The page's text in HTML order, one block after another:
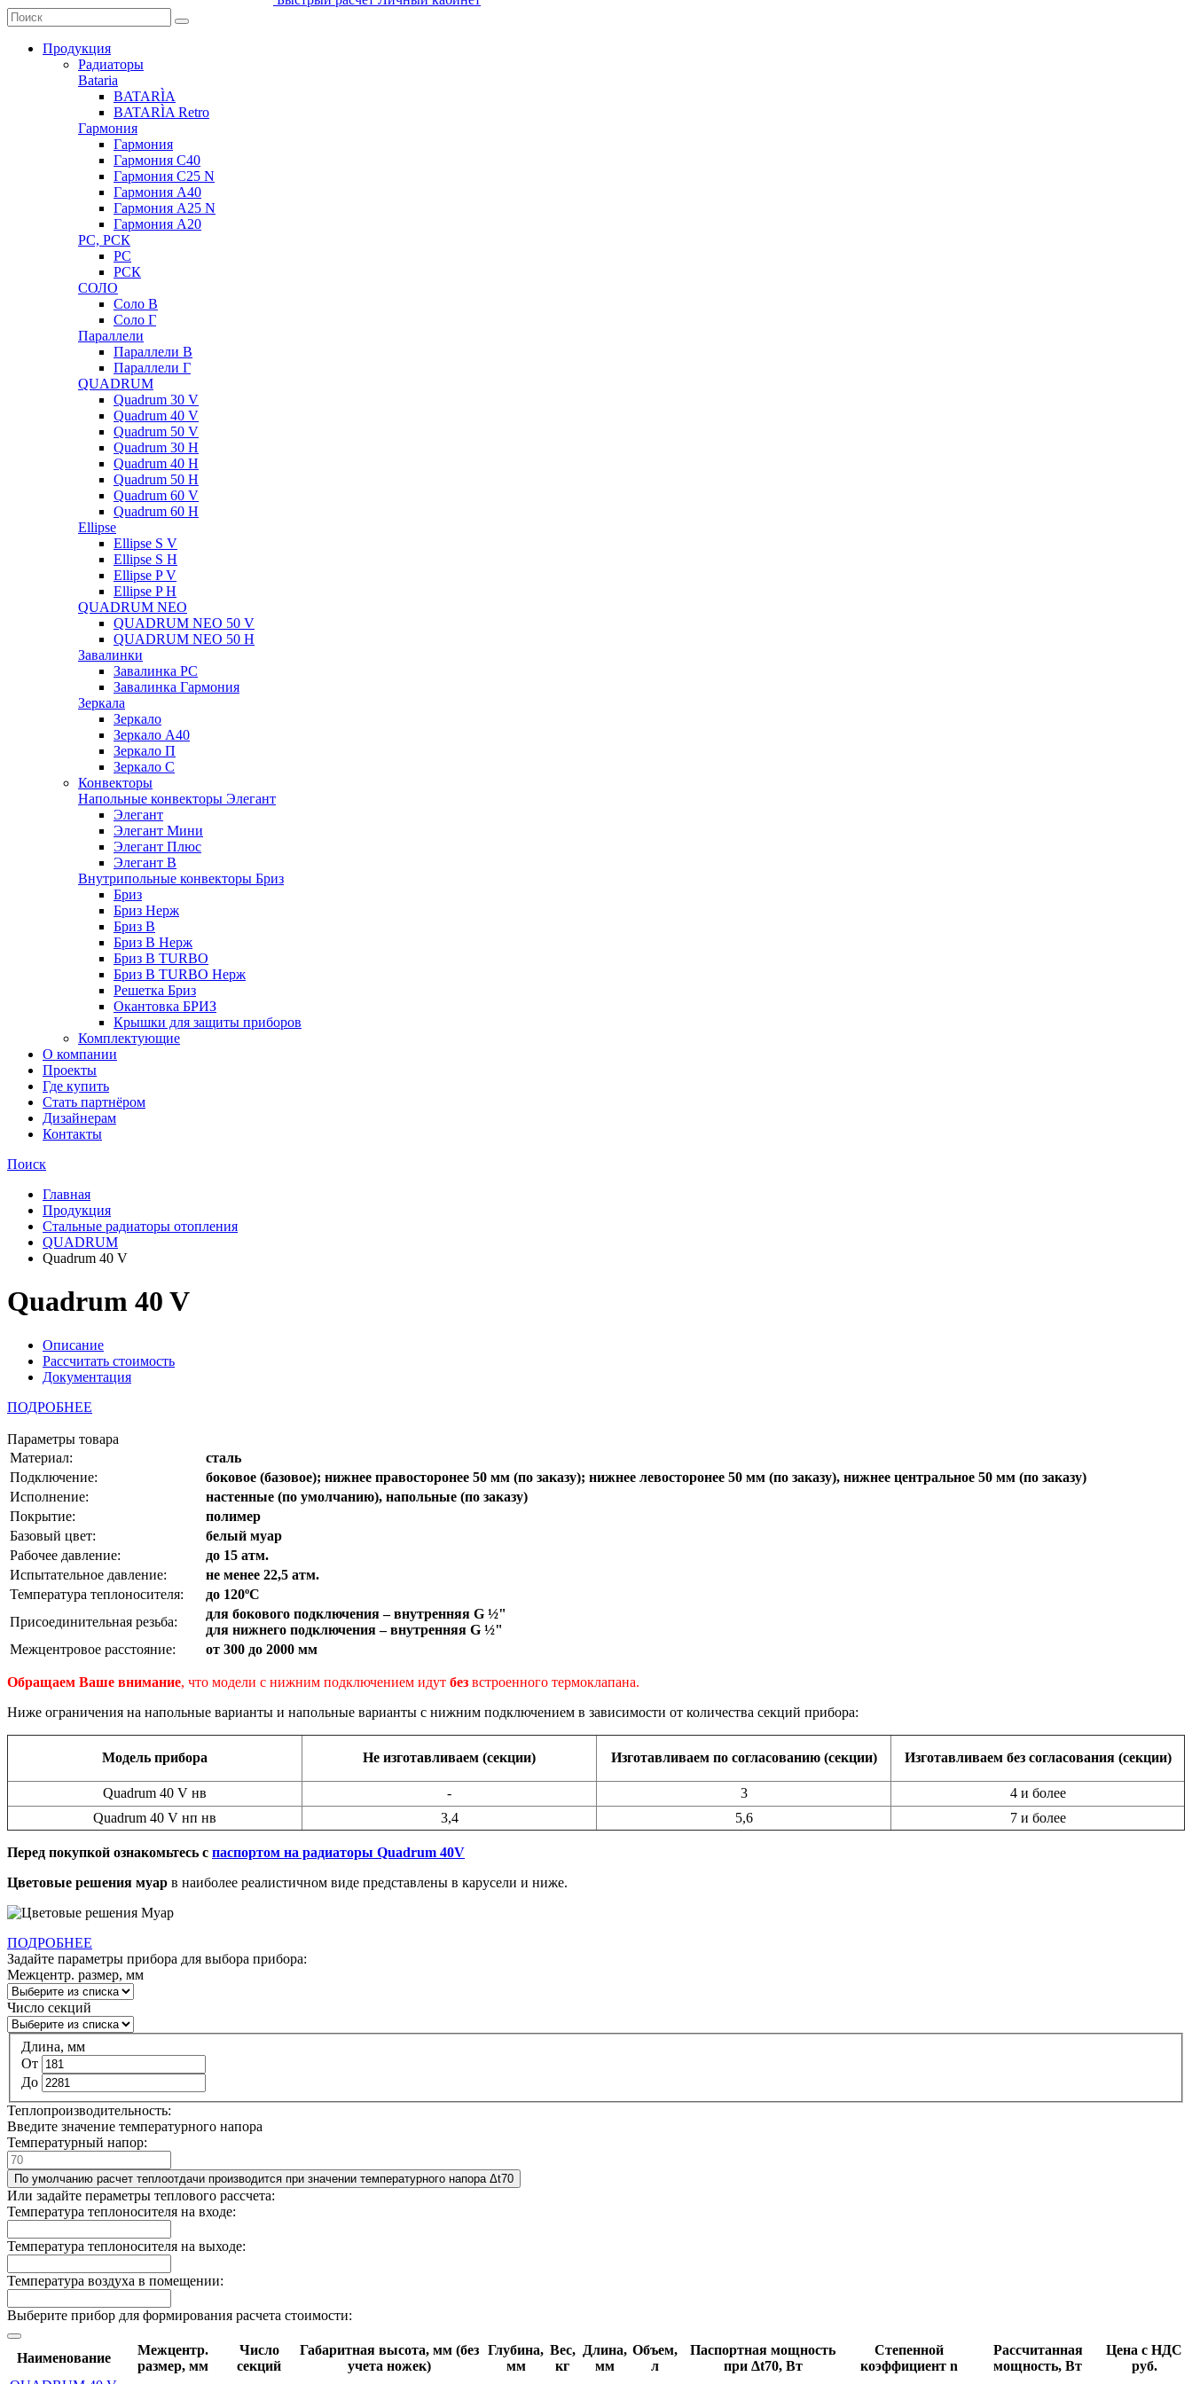
Продукция
Радиаторы
Bataria
BATARÌA
BATARÌA Retro
Гармония
Гармония
Гармония С40
Гармония С25 N
Гармония А40
Гармония А25 N
Гармония А20
РС, РСК
РС
РСК
СОЛО
Соло В
Соло Г
Параллели
Параллели В
Параллели Г
QUADRUM
Quadrum 30 V
Quadrum 40 V
Quadrum 50 V
Quadrum 30 H
Quadrum 40 H
Quadrum 50 H
Quadrum 60 V
Quadrum 60 H
Ellipse
Ellipse S V
Ellipse S H
Ellipse P V
Ellipse P H
QUADRUM NEO
QUADRUM NEO 50 V
QUADRUM NEO 50 H
Завалинки
Завалинка РС
Завалинка Гармония
Зеркала
Зеркало
Зеркало А40
Зеркало П
Зеркало С
Конвекторы
Напольные конвекторы Элегант
Элегант
Элегант Мини
Элегант Плюс
Элегант В
Внутрипольные конвекторы Бриз
Бриз
Бриз Нерж
Бриз В
Бриз В Нерж
Бриз В TURBO
Бриз В TURBO Нерж
Решетка Бриз
Окантовка БРИЗ
Крышки для защиты приборов
Комплектующие
О компании
Проекты
Где купить
Стать партнёром
Дизайнерам
Контакты
Поиск
Главная
Продукция
Стальные радиаторы отопления
QUADRUM
Quadrum 40 V
Quadrum 40 V
Описание
Рассчитать стоимость
Документация
ПОДРОБНЕЕ
Параметры товара
Материал:
сталь
Подключение:
боковое (базовое); нижнее правосторонее 50 мм (по заказу); нижнее левосторонее 50 мм (по заказу), нижнее центральное 50 мм (по заказу)
Исполнение:
настенные (по умолчанию), напольные (по заказу)
Покрытие:
полимер
Базовый цвет:
белый муар
Рабочее давление:
до 15 атм.
Испытательное давление:
не менее 22,5 атм.
Температура теплоносителя:
до 120ºС
Присоединительная резьба:
для бокового подключения – внутренняя G ½"
для нижнего подключения – внутренняя G ½"
Межцентровое расстояние:
от 300 до 2000 мм
Обращаем Ваше внимание, что модели с нижним подключением идут без встроенного термоклапана.
Ниже ограничения на напольные варианты и напольные варианты с нижним подключением в зависимости от количества секций прибора:
Модель прибора Не изготавливаем (секции) Изготавливаем по согласованию (секции) Изготавливаем без согласования (секции)
Quadrum 40 V нв - 3
4 и более
Quadrum 40 V нп нв
3,4 5,6 7 и более
Перед покупкой ознакомьтесь с паспортом на радиаторы Quadrum 40V
Цветовые решения муар в наиболее реалистичном виде представлены в карусели и ниже.
ПОДРОБНЕЕ
Задайте параметры прибора для выбора прибора:
Межцентр. размер, мм
Число секций
Длина, мм
От
До
Теплопроизводительность:
Введите значение температурного напора
Температурный напор:
По умолчанию расчет теплоотдачи производится при значении температурного напора Δt70
Или задайте пераметры теплового рассчета:
Температура теплоносителя на входе:
Температура теплоносителя на выходе:
Температура воздуха в помещении:
Выберите прибор для формирования расчета стоимости:
Наименование
Межцентр.
размер, мм
Число
секций
Габаритная высота, мм (без
учета ножек)
Глубина,
мм
Вес,
кг
Длина,
мм
Объем,
л
Паспортная мощность
при Δt70, Вт
Степенной
коэффициент n
Рассчитанная
мощность, Вт
Цена с НДС
руб.